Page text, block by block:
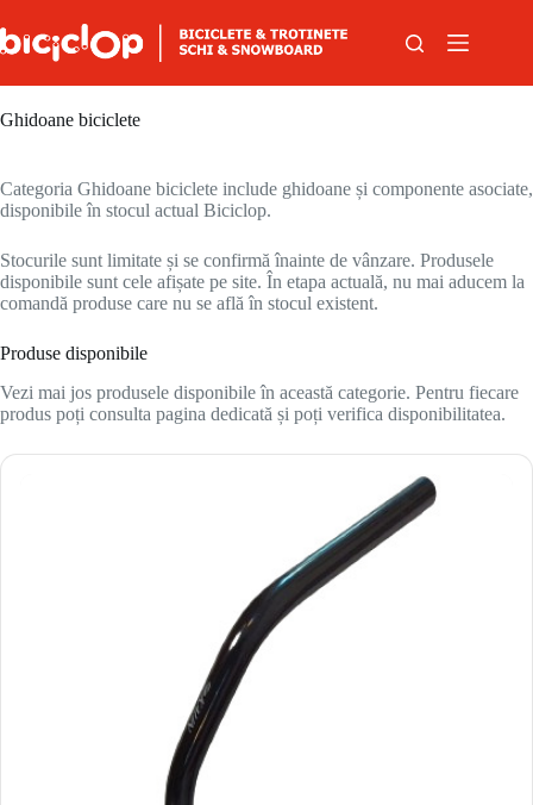
Ghidoane biciclete
Categoria Ghidoane biciclete include ghidoane și componente asociate,
disponibile în stocul actual Biciclop.
Stocurile sunt limitate și se confirmă înainte de vânzare. Produsele
disponibile sunt cele afișate pe site. În etapa actuală, nu mai aducem la
comandă produse care nu se află în stocul existent.
Produse disponibile
Vezi mai jos produsele disponibile în această categorie. Pentru fiecare
produs poți consulta pagina dedicată și poți verifica disponibilitatea.